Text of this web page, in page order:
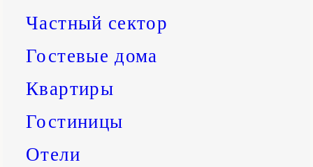
Частный сектор
Гостевые дома
Квартиры
Гостиницы
Отели